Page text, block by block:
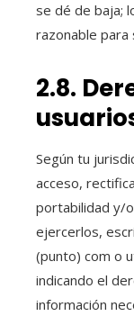
se dé de baja;
razonable para
2.8.
Según tu
acceso,
portabilidad y/
ejercerlos,
(punto) com o
indicando el
información